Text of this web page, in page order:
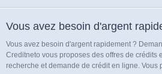
Vous avez besoin d'argent
Vous avez besoin d'argent rapidement ?
Creditneto vous proposes des offres de
recherche et demande de crédit en ligne.